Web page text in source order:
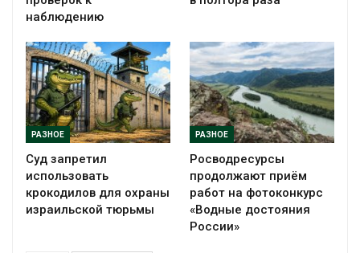
наблюдению
РАЗНОЕ
Суд запретил
использовать
крокодилов для охраны
израильской тюрьмы
РАЗНОЕ
Росводресурсы
продолжают приём
работ на фотоконкурс
«Водные достояния
России»